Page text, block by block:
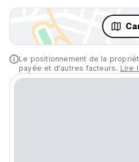
Le positionnement de la
payée et d'autres facteurs. Lire